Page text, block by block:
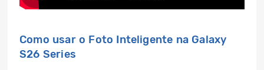
Como usar o Foto Inteligente na Galaxy
S26 Series